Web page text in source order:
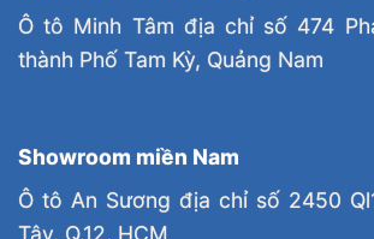
Ô tô Minh Tâm địa chỉ số 474
thành Phố Tam Kỳ, Quảng Nam
Showroom miền Nam
Ô tô An Sương địa chỉ số 2450